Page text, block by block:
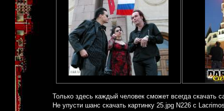
Только здесь каждый человек сможет всегда скачать
Не упусти шанс скачать картинку 25.jpg N226 с